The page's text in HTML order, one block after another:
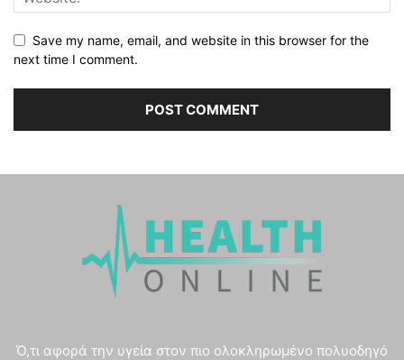
Save my name, email, and website in this browser for the
next time I comment.
Ό,τι αφορά την υγεία στον πιο ολοκληρωμένο πολυοδηγό